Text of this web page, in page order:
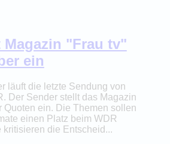
Magazin "Frau tv"
ein
läuft die letzte Sendung von
Der Sender stellt das Magazin
Quoten ein. Die Themen sollen
einen Platz beim WDR
kritisieren die Entscheid...